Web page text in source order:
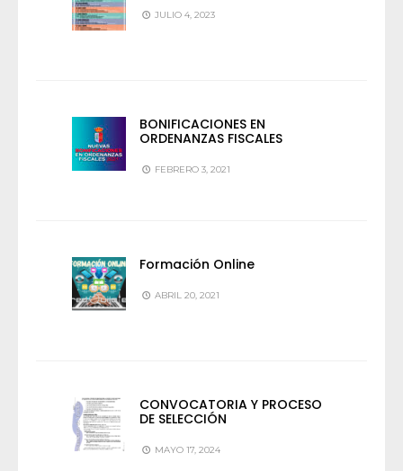
JULIO 4, 2023
BONIFICACIONES EN
ORDENANZAS FISCALES
FEBRERO 3, 2021
Formación Online
ABRIL 20, 2021
CONVOCATORIA Y PROCESO
DE SELECCIÓN
MAYO 17, 2024